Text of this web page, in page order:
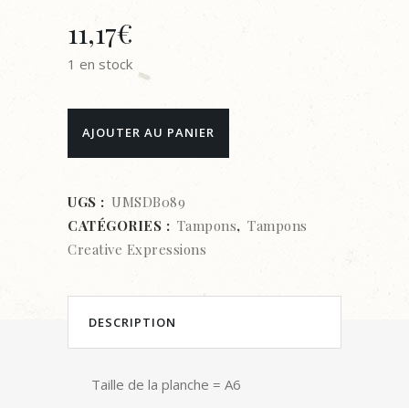
11,17€
1 en stock
TAMPON
CLEAR-
CREATIVE
EXPRESSIONS-
quantity
AJOUTER AU PANIER
UGS : UMSDB089
CATÉGORIES : Tampons, Tampons
Creative Expressions
DESCRIPTION
Taille de la planche = A6